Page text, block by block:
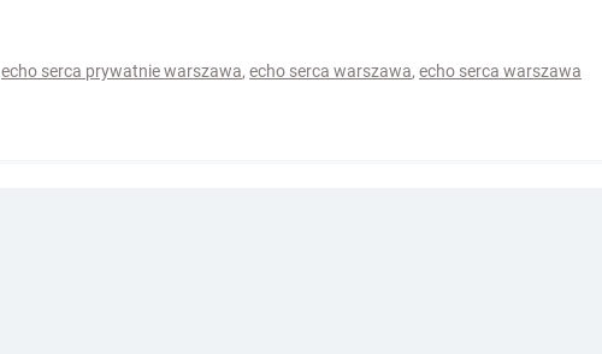
echo serca prywatnie warszawa, echo serca warszawa, echo serca warszawa